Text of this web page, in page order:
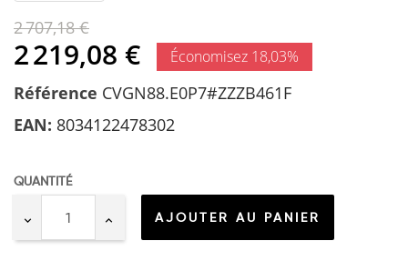
2 707,18 €
2 219,08 € Économisez 18,03%
Référence CVGN88.E0P7#ZZZB461F
EAN: 8034122478302
QUANTITÉ
AJOUTER AU PANIER